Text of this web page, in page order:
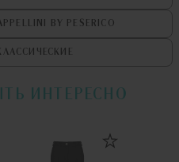
BY PESERICO
ИНТЕРЕСНО